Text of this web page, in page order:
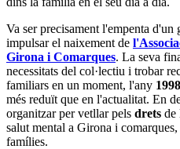
Va ser precisament l'empenta
impulsar el naixement de
Girona i Comarques. La seva
necessitats del col·lectiu i trobar
familiars en un moment, l'any 1998
més reduït que en l'actualitat. En
organitzar per vetllar pels drets de
salut mental a Girona i
famílies.